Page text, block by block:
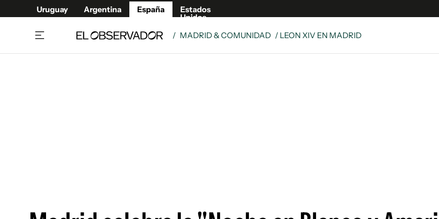
Uruguay Argentina España
Estados
Unidos
/ MADRID & COMUNIDAD / LEON XIV EN MADRID